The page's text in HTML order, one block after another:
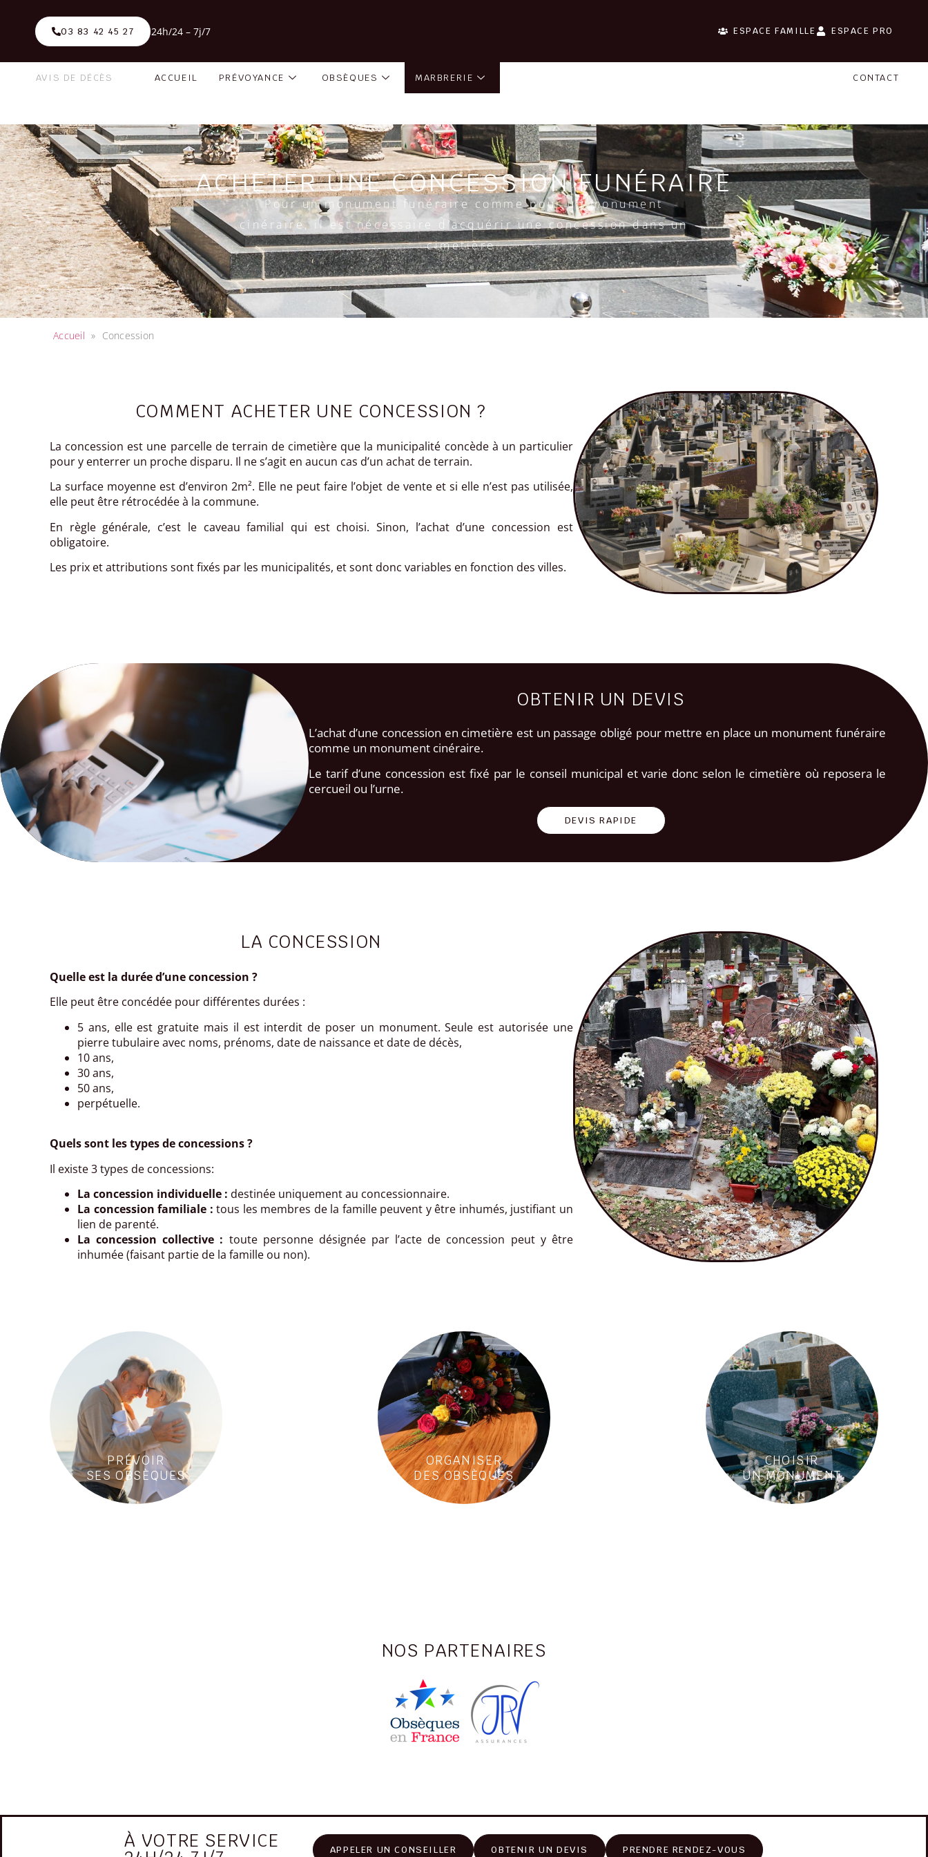
03 83 42 45 27 24h/24 – 7j/7 ESPACE FAMILLE ESPACE PRO
AVIS DE DÉCÈS ACCUEIL PRÉVOYANCE OBSÈQUES MARBRERIE CONTACT
ACHETER UNE CONCESSION FUNÉRAIRE
Pour un monument funéraire comme pour un monument
cinéraire, il est nécessaire d’acquérir une concession dans un
cimetière.
Accueil » Concession
COMMENT ACHETER UNE CONCESSION ?
La concession est une parcelle de terrain de cimetière que la municipalité concède à un particulier
pour y enterrer un proche disparu. Il ne s’agit en aucun cas d’un achat de terrain.
La surface moyenne est d’environ 2m². Elle ne peut faire l’objet de vente et si elle n’est pas utilisée,
elle peut être rétrocédée à la commune.
En règle générale, c’est le caveau familial qui est choisi. Sinon, l’achat d’une concession est
obligatoire.
Les prix et attributions sont fixés par les municipalités, et sont donc variables en fonction des villes.
OBTENIR UN DEVIS
L’achat d’une concession en cimetière est un passage obligé pour mettre en place un monument funéraire
comme un monument cinéraire.
Le tarif d’une concession est fixé par le conseil municipal et varie donc selon le cimetière où reposera le
cercueil ou l’urne.
DEVIS RAPIDE
LA CONCESSION
Quelle est la durée d’une concession ?
Elle peut être concédée pour différentes durées :
5 ans, elle est gratuite mais il est interdit de poser un monument. Seule est autorisée une
pierre tubulaire avec noms, prénoms, date de naissance et date de décès,
10 ans,
30 ans,
50 ans,
perpétuelle.
Quels sont les types de concessions ?
Il existe 3 types de concessions:
La concession individuelle : destinée uniquement au concessionnaire.
La concession familiale : tous les membres de la famille peuvent y être inhumés, justifiant un
lien de parenté.
La concession collective : toute personne désignée par l’acte de concession peut y être
inhumée (faisant partie de la famille ou non).
PRÉVOIR
SES OBSÈQUES
ORGANISER
DES OBSÈQUES
CHOISIR
UN MONUMENT
NOS PARTENAIRES
À VOTRE SERVICE APPELER UN CONSEILLER OBTENIR UN DEVIS PRENDRE RENDEZ-VOUS